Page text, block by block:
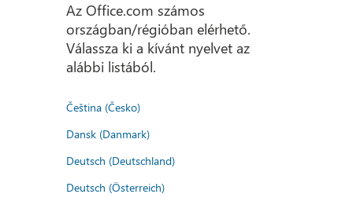
Az Office.com számos
országban/régióban elérhető.
Válassza ki a kívánt nyelvet az
alábbi listából.
Čeština (Česko)
Dansk (Danmark)
Deutsch (Deutschland)
Deutsch (Österreich)